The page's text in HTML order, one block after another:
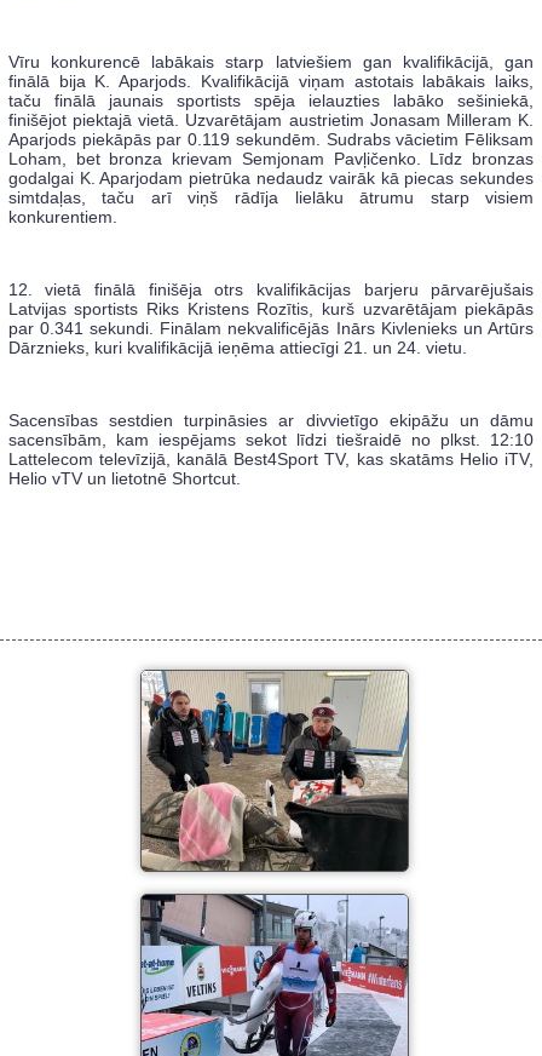
Vīru konkurencē labākais starp latviešiem gan kvalifikācijā, gan
finālā bija K. Aparjods. Kvalifikācijā viņam astotais labākais laiks,
taču finālā jaunais sportists spēja ielauzties labāko sešiniekā,
finišējot piektajā vietā. Uzvarētājam austrietim Jonasam Milleram K.
Aparjods piekāpās par 0.119 sekundēm. Sudrabs vācietim Fēliksam
Loham, bet bronza krievam Semjonam Pavļičenko. Līdz bronzas
godalgai K. Aparjodam pietrūka nedaudz vairāk kā piecas sekundes
simtdaļas, taču arī viņš rādīja lielāku ātrumu starp visiem
konkurentiem.
12. vietā finālā finišēja otrs kvalifikācijas barjeru pārvarējušais
Latvijas sportists Riks Kristens Rozītis, kurš uzvarētājam piekāpās
par 0.341 sekundi. Finālam nekvalificējās Inārs Kivlenieks un Artūrs
Dārznieks, kuri kvalifikācijā ieņēma attiecīgi 21. un 24. vietu.
Sacensības sestdien turpināsies ar divvietīgo ekipāžu un dāmu
sacensībām, kam iespējams sekot līdzi tiešraidē no plkst. 12:10
Lattelecom televīzijā, kanālā Best4Sport TV, kas skatāms Helio iTV,
Helio vTV un lietotnē Shortcut.